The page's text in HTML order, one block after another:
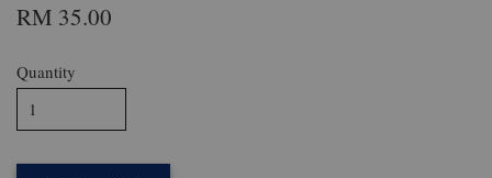
RM 35.00
Quantity